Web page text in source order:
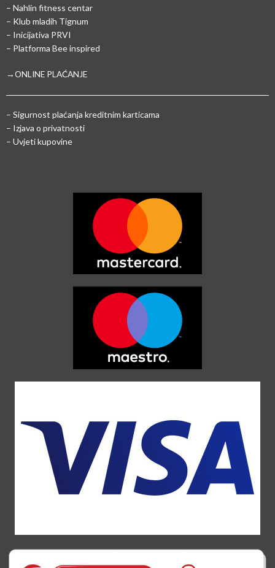
– Nahlin fitness centar
– Klub mladih Tignum
– Inicijativa PRVI
– Platforma Bee inspired
→ONLINE PLAĆANJE
– Sigurnost plaćanja kreditnim karticama
– Izjava o privatnosti
– Uvjeti kupovine